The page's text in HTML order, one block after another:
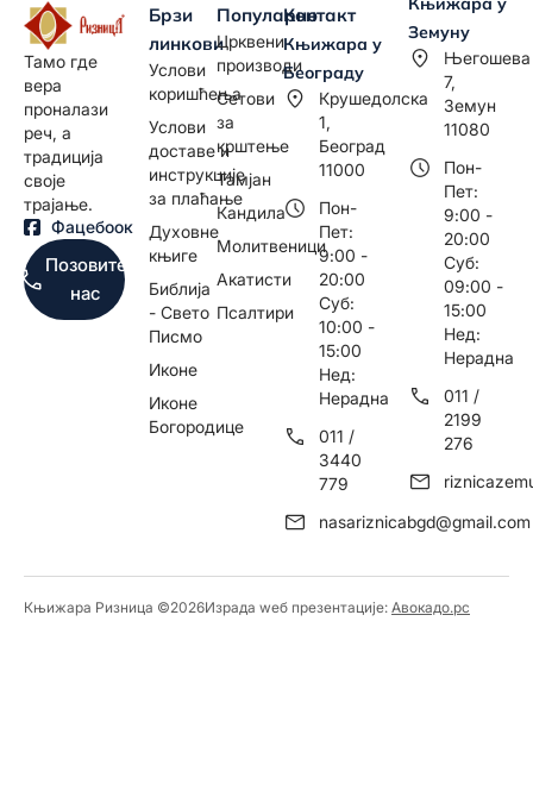
Тамо где
вера
проналази
реч, а
традиција
своје
трајање.
Фацебоок
Позовите
нас
Брзи
линкови
Услови
коришћења
Услови
доставе и
инструкције
за плаћање
Духовне
књиге
Библија
- Свето
Писмо
Иконе
Иконе
Богородице
Популарно
Црквени
производи
Сетови
за
крштење
Тамјан
Кандила
Молитвеници
Акатисти
Псалтири
Контакт
Књижара у
Београду
Крушедолска
1,
Београд
11000
Пон-
Пет:
9:00 -
20:00
Суб:
10:00 -
15:00
Нед:
Нерадна
011 /
3440
779
nasariznicabgd@gmail.com
Земуну
Његошева
7,
Земун
11080
Пон-
Пет:
9:00 -
20:00
Суб:
09:00 -
15:00
Нед:
Нерадна
011 /
2199
276
Књижара Ризница ©️2026Израда wеб презентације: Авокадо.рс